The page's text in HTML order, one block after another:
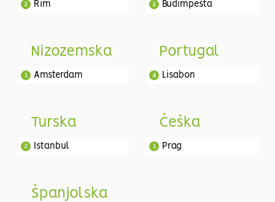
Rim
2 Budimpešta
2
Nizozemska
Amsterdam
1
Portugal
Lisabon
4
Turska
Istanbul
2
Češka
Prag
1
Španjolska